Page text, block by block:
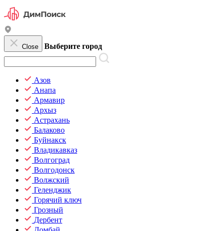
Close Выберите город
Азов
Анапа
Армавир
Архыз
Астрахань
Балаково
Буйнакск
Владикавказ
Волгоград
Волгодонск
Волжский
Геленджик
Горячий ключ
Грозный
Дербент